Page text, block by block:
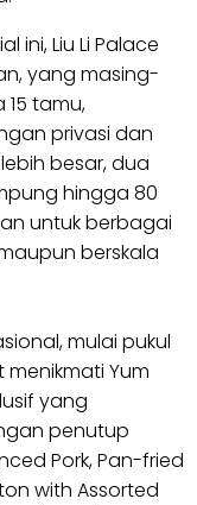
ini, Liu Li Palace
yang masing-
tamu,
privasi dan
besar, dua
hingga 80
untuk berbagai
berskala
mulai pukul
menikmati Yum
yang
penutup
Pork, Pan-fried
with Assorted